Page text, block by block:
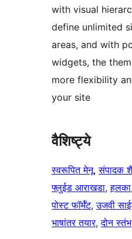
with visual
define unlimited
areas, and with
widgets, the
more flexibility
your site
वैशिष्ट्ये
स्वरूपित मेनू, संपादक
फ्लुईड आराखडा, हलका
पोस्ट फॉर्मॅट, उजवी
भाषांतर तयार, दोन स्तंभ